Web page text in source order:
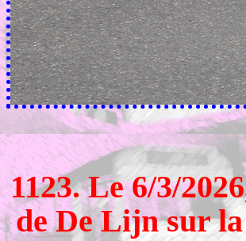
1123. Le 6/3/
de De Lijn sur